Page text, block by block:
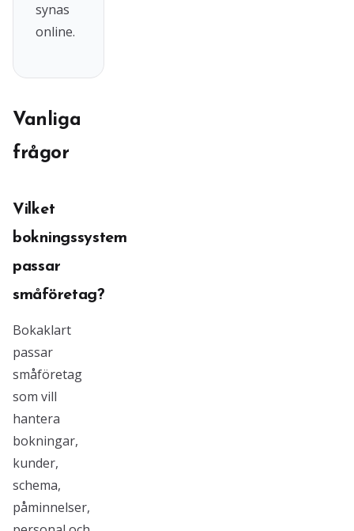
synas
online.
Vanliga
frågor
Vilket
bokningssystem
passar
småföretag?
Bokaklart
passar
småföretag
som vill
hantera
bokningar,
kunder,
schema,
påminnelser,